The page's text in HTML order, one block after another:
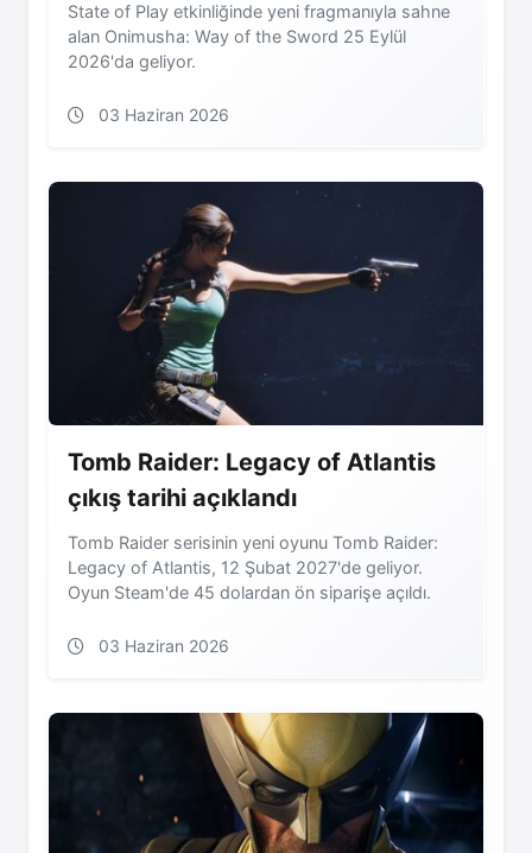
State of Play etkinliğinde yeni fragmanıyla sahne
alan Onimusha: Way of the Sword 25 Eylül
2026'da geliyor.
03 Haziran 2026
Tomb Raider: Legacy of Atlantis
çıkış tarihi açıklandı
Tomb Raider serisinin yeni oyunu Tomb Raider:
Legacy of Atlantis, 12 Şubat 2027'de geliyor.
Oyun Steam'de 45 dolardan ön siparişe açıldı.
03 Haziran 2026